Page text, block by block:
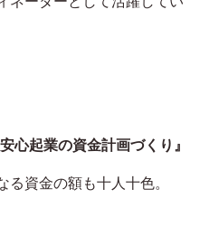
心起業の資金計画づくり』
る資金の額も十人十色。